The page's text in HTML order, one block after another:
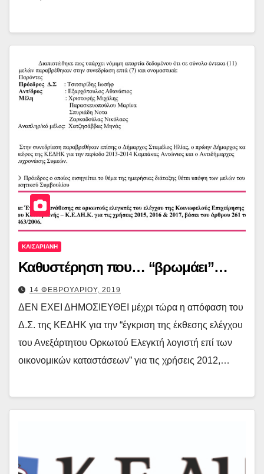
ΚΑΙΣΑΡΙΑΝΗ
Καθυστέρηση που… “βρωμάει”…
14 ΦΕΒΡΟΥΑΡΙΟΥ, 2019
ΔΕΝ ΕΧΕΙ ΔΗΜΟΣΙΕΥΘΕΙ μέχρι τώρα η απόφαση του
Δ.Σ. της ΚΕΔΗΚ για την “έγκριση της έκθεσης ελέγχου
του Ανεξάρτητου Ορκωτού Ελεγκτή λογιστή επί των
οικονομικών καταστάσεων” για τις χρήσεις 2012,…